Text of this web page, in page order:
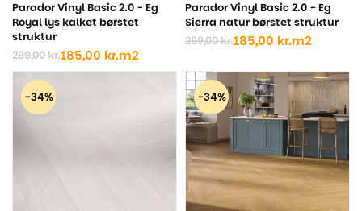
Parador Vinyl Basic 2.0 - Eg
Royal lys kalket børstet
struktur
299,00kr.
Den
oprindelige
pris
var:
299,00 kr..
185,00 kr.
Den
aktuelle
pris
er:
185,00 kr..
m2
Parador Vinyl Basic 2.0 - Eg
Sierra natur børstet struktur
299,00kr.
Den
pris
var:
299,00 kr..
185,00 kr.
Den
pris
er:
185,00 kr..
m2
-34% -34%